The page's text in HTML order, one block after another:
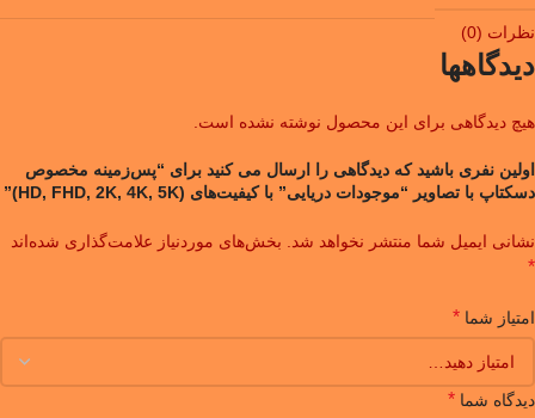
نظرات (0)
دیدگاهها
هیچ دیدگاهی برای این محصول نوشته نشده است.
اولین نفری باشید که دیدگاهی را ارسال می کنید برای “پس‌زمینه مخصوص
دسکتاپ با تصاویر “موجودات دریایی” با کیفیت‌های (HD, FHD, 2K, 4K, 5K)”
نشانی ایمیل شما منتشر نخواهد شد. بخش‌های موردنیاز علامت‌گذاری شده‌اند
*
امتیاز شما *
دیدگاه شما *